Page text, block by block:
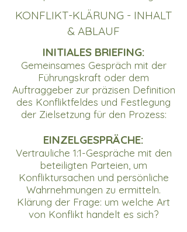
KONFLIKT-KLÄRUNG - INHALT
& ABLAUF
INITIALES BRIEFING:​
Gemeinsames Gespräch mit der
Führungskraft oder dem
Auftraggeber zur präzisen Definition
des Konfliktfeldes und Festlegung
der Zielsetzung für den Prozess:
EINZELGESPRÄCHE:
Vertrauliche 1:1-Gespräche mit den
beteiligten Parteien, um
Konfliktursachen und persönliche
Wahrnehmungen zu ermitteln.
Klärung der Frage: um welche Art
von Konflikt handelt es sich?